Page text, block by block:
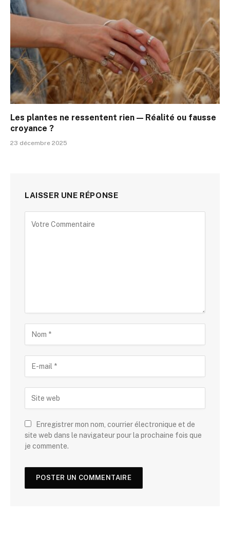
Les plantes ne ressentent rien — Réalité ou fausse
croyance ?
23 décembre 2025
LAISSER UNE RÉPONSE
Enregistrer mon nom, courrier électronique et de
site web dans le navigateur pour la prochaine fois que
je commente.